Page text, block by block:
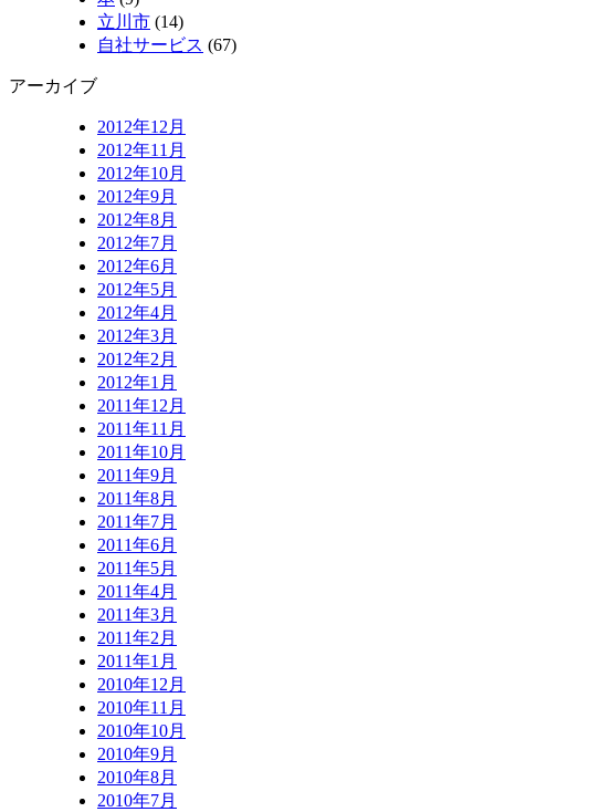
立川市 (14)
自社サービス (67)
アーカイブ
2012年12月
2012年11月
2012年10月
2012年9月
2012年8月
2012年7月
2012年6月
2012年5月
2012年4月
2012年3月
2012年2月
2012年1月
2011年12月
2011年11月
2011年10月
2011年9月
2011年8月
2011年7月
2011年6月
2011年5月
2011年4月
2011年3月
2011年2月
2011年1月
2010年12月
2010年11月
2010年10月
2010年9月
2010年8月
2010年7月